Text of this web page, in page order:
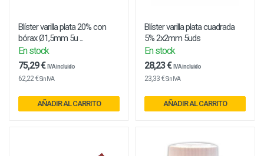
Blíster varilla plata 20% con
bórax Ø1,5mm 5u ...
En stock
75,29 € IVA incluido
62,22 €Sin IVA
AÑADIR AL CARRITO
Blíster varilla plata cuadrada
5% 2x2mm 5uds
En stock
28,23 € IVA incluido
23,33 €Sin IVA
AÑADIR AL CARRITO